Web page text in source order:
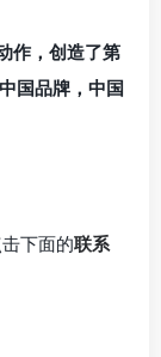
作，创造了第
国品牌，中国
下面的联系